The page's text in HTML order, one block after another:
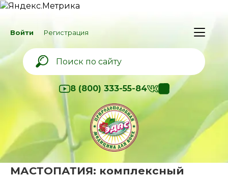
Войти Регистрация
8 (800) 333-55-84
МАСТОПАТИЯ: комплексный